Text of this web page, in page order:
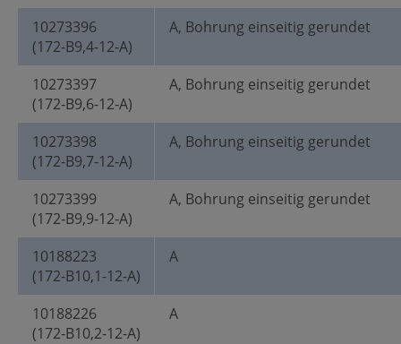
10273396
(172-B9,4-12-A)
A, Bohrung einseitig gerundet
10273397
(172-B9,6-12-A)
A, Bohrung einseitig gerundet
10273398
(172-B9,7-12-A)
A, Bohrung einseitig gerundet
10273399
(172-B9,9-12-A)
A, Bohrung einseitig gerundet
10188223
(172-B10,1-12-A)
A
10188226
(172-B10,2-12-A)
A